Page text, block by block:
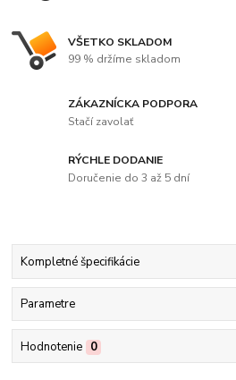
VŠETKO SKLADOM
99 % držíme skladom
ZÁKAZNÍCKA PODPORA
Stačí zavolať
RÝCHLE DODANIE
Doručenie do 3 až 5 dní
Kompletné špecifikácie
Parametre
Hodnotenie 0